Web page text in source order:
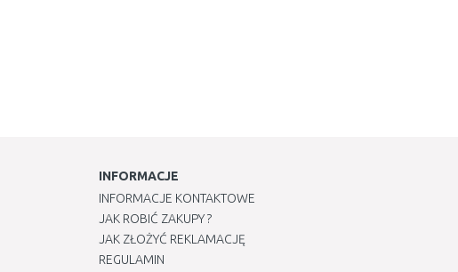
INFORMACJE
INFORMACJE KONTAKTOWE
JAK ROBIĆ ZAKUPY ?
JAK ZŁOŻYĆ REKLAMACJĘ
REGULAMIN